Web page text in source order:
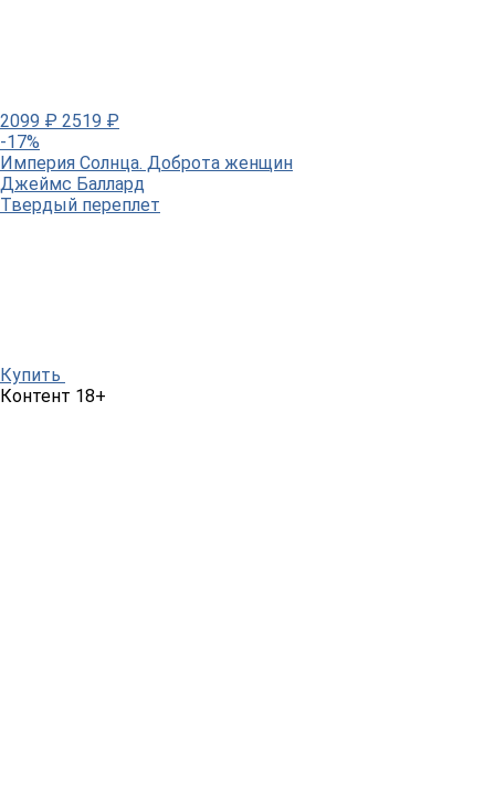
2099 ₽ 2519 ₽
-17%
Империя Солнца. Доброта женщин
Джеймс Баллард
Твердый переплет
Купить
Контент 18+